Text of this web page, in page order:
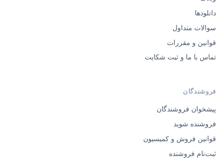
سوالات متداول
قوانین و مقررات
تماس با ما و ثبت شکایت
پیشخوان فروشندگان
فروشنده شوید
قوانین فروش و کمیسیون
ثبت‌نام فروشنده